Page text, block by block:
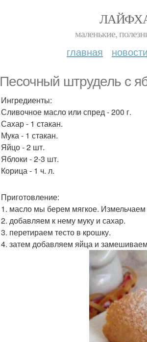
маленькие,
главная новости
Песочный штрудель с
Ингредиенты:
Сливочное масло или спред - 200 г.
Сахар - 1 стакан.
Мука - 1 стакан.
Яйцо - 2 шт.
Яблоки - 2-3 шт.
Корица - 1 ч. л.
Приготовление:
1. масло мы берем мягкое. Измельчаем
2. добавляем к нему муку и сахар.
3. перетираем тесто в крошку.
4. затем добавляем яйца и